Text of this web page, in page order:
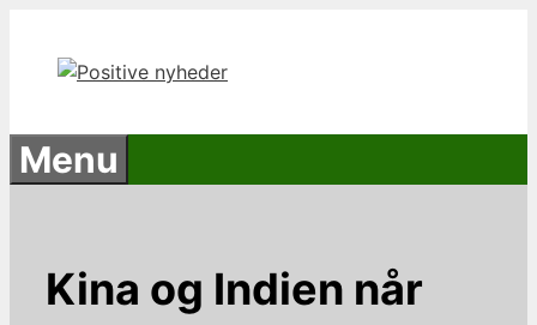
indhold
Menu
Kina og Indien når